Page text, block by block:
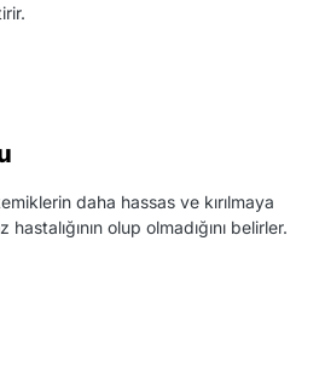
daha hassas ve kırılmaya
olup olmadığını belirler.